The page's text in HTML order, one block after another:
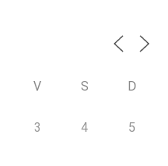
V S D
3 4 5